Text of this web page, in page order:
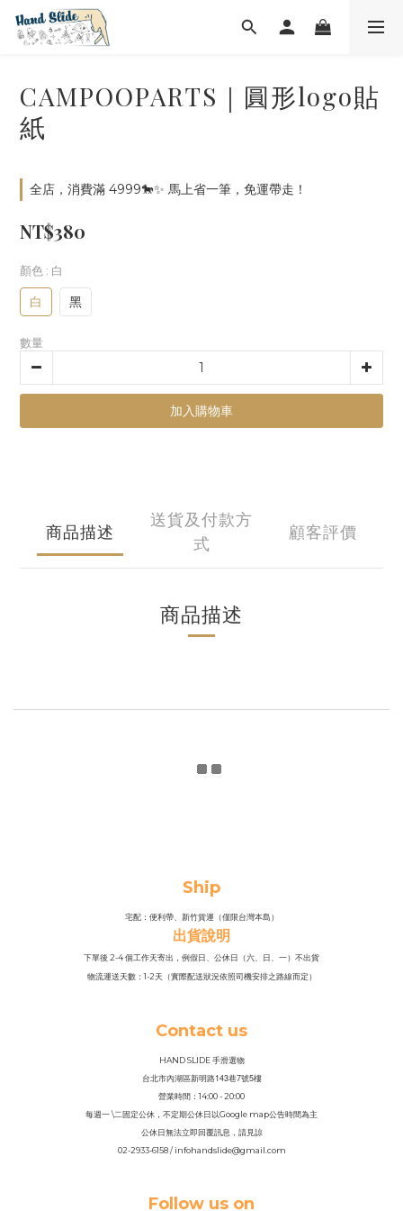
CAMPOOPARTS｜圓形logo貼
紙
全店，消費滿 4999🐎✨ 馬上省一筆，免運帶走！
NT$380
顏色 : 白
白 黑
數量
加入購物車
商品描述
送貨及付款方
式
顧客評價
商品描述
Ship
宅配：便利帶、新竹貨運（僅限台灣本島）
出貨說明
下單後 2-4 個工作天寄出，例假日、公休日（六、日、一）不出貨
物流運送天數：1-2天（實際配送狀況依照司機安排之路線而定）
Contact us
HAND SLIDE 手滑選物
台北市內湖區新明路143巷7號5樓
營業時間：14:00 - 20:00
每週一 \二固定公休，不定期公休日以Google map公告時間為主
公休日無法立即回覆訊息，請見諒
02-2933-6158 / infohandslide@gmail.com
Follow us on